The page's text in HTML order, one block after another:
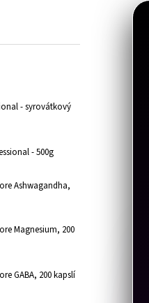
- syrovátkový
- 500g
Ashwagandha,
Magnesium, 200
GABA, 200 kapslí